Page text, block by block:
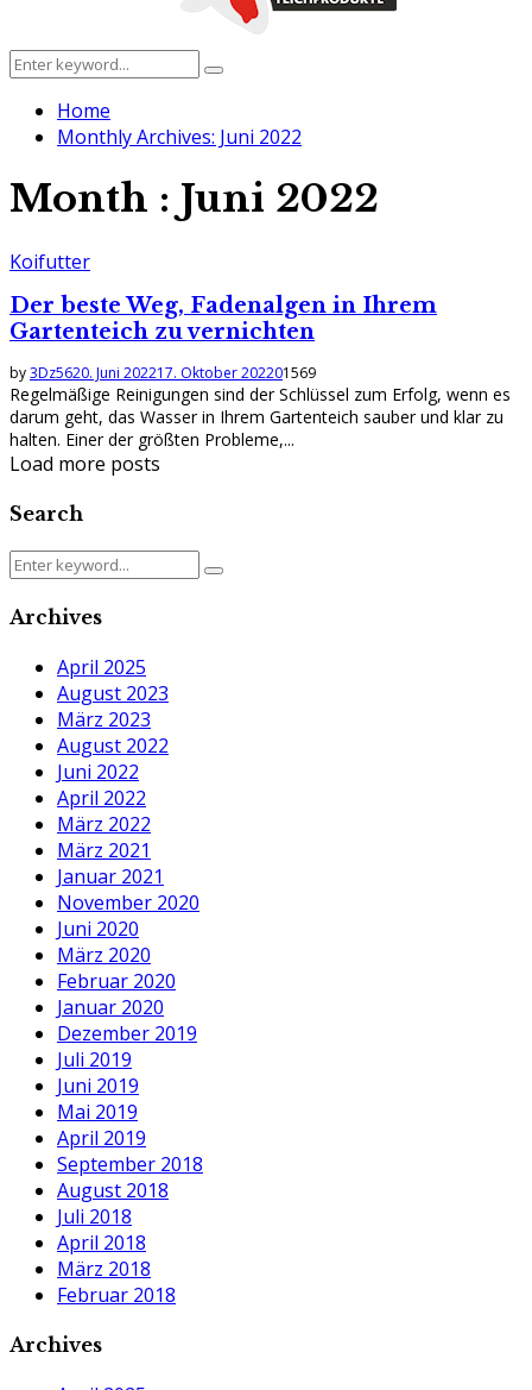
Search
Search
Home
Monthly Archives: Juni 2022
Month : Juni 2022
Koifutter
Der beste Weg, Fadenalgen in Ihrem
Gartenteich zu vernichten
by3Dz5620. Juni 202217. Oktober 202201569
Regelmäßige Reinigungen sind der Schlüssel zum Erfolg, wenn es
darum geht, das Wasser in Ihrem Gartenteich sauber und klar zu
halten. Einer der größten Probleme,...
Load more posts
Search
Search
Search
Archives
April 2025
August 2023
März 2023
August 2022
Juni 2022
April 2022
März 2022
März 2021
Januar 2021
November 2020
Juni 2020
März 2020
Februar 2020
Januar 2020
Dezember 2019
Juli 2019
Juni 2019
Mai 2019
April 2019
September 2018
August 2018
Juli 2018
April 2018
März 2018
Februar 2018
Archives